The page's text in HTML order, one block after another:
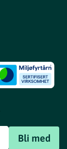
Bli med